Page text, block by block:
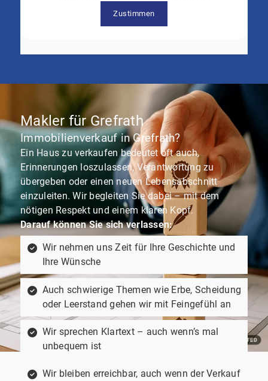
Zustimmen
Makler für Grefrath
Immobilienverkauf in Grefrath?
Ein Haus zu verkaufen bedeutet oft auch,
Erinnerungen loszulassen, Verantwortung zu
übergeben oder einen neuen Lebensabschnitt
einzuleiten. Wir begleiten Sie dabei – mit dem
nötigen Respekt und einem klaren Kopf.
Darauf können Sie sich verlassen:
Wir nehmen uns Zeit für Ihre Geschichte und
Ihre Wünsche
Auch schwierige Themen wie Erbe, Scheidung
oder Leerstand gehen wir mit Feingefühl an
Wir sprechen Klartext – auch wenn’s mal
unbequem ist
Wir bleiben erreichbar, auch wenn der Verkauf